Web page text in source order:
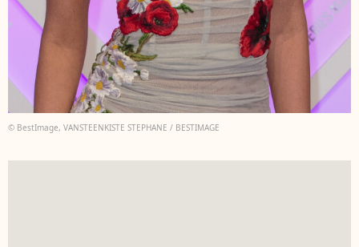
© BestImage, VANSTEENKISTE STEPHANE / BESTIMAGE